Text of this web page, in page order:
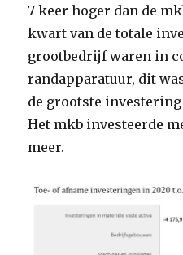
7 keer hoger dan de
kwart van de totale
grootbedrijf waren in
randapparatuur, dit
de grootste
Het mkb investeerde
meer.